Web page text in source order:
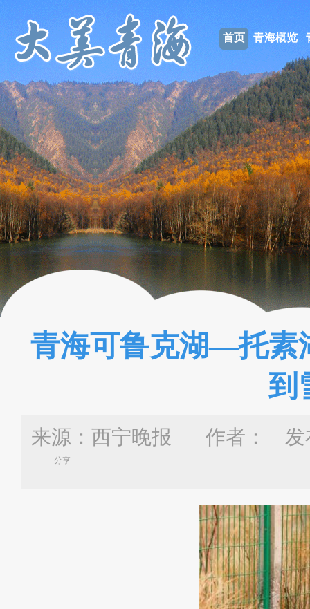
首页 青海概览
青海可鲁克湖—托素
到
来源：西宁晚报 作者： 发
分享